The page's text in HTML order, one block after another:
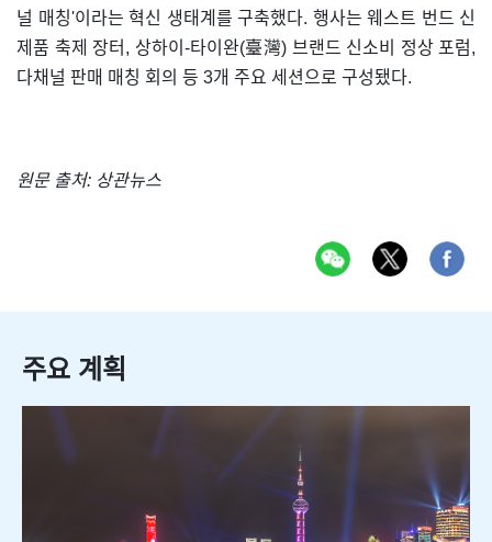
널 매칭'이라는 혁신 생태계를 구축했다. 행사는 웨스트 번드 신
제품 축제 장터, 상하이-타이완(臺灣) 브랜드 신소비 정상 포럼,
다채널 판매 매칭 회의 등 3개 주요 세션으로 구성됐다.
원문 출처: 상관뉴스
주요 계획